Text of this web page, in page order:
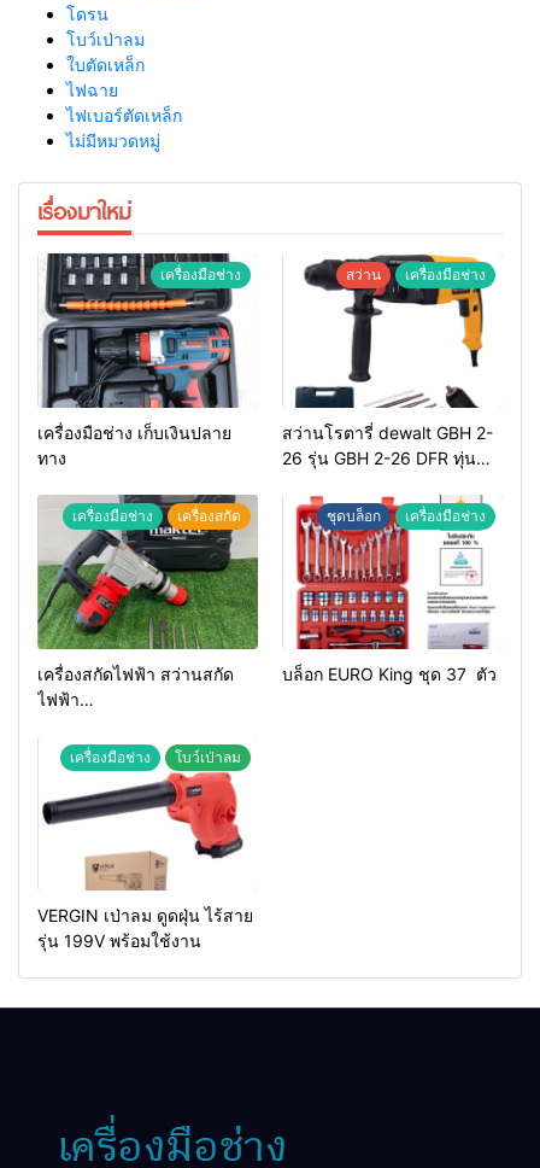
โดรน
โบว์เป่าลม
ใบตัดเหล็ก
ไฟฉาย
ไฟเบอร์ตัดเหล็ก
ไม่มีหมวดหมู่
เรื่องมาใหม่
เครื่องมือช่าง
เครื่องมือช่าง เก็บเงินปลาย
ทาง
สว่าน เครื่องมือช่าง
สว่านโรตารี่ dewalt GBH 2-
26 รุ่น GBH 2-26 DFR ทุ่น
เครื่องมือช่าง เครื่องสกัด
เครื่องสกัดไฟฟ้า สว่านสกัด
ไฟฟ้า
ชุดบล็อก เครื่องมือช่าง
บล็อก EURO King ชุด 37 ตัว
เครื่องมือช่าง โบว์เป่าลม
VERGIN เป่าลม ดูดฝุ่น ไร้สาย
รุ่น 199V พร้อมใช้งาน